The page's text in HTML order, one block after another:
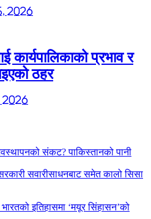
2026
कार्यपालिकाको प्रभाव र
ठहर
संकट? पाकिस्तानको पानी
सवारीसाधनबाट समेत कालो सिसा
इतिहासमा ‘मयूर सिंहासन’को